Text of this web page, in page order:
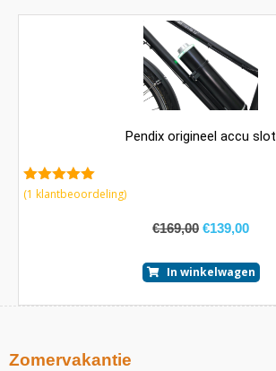
Pendix origineel accu slot
5.00van 5
(1 klantbeoordeling)
€169,00 €139,00
In winkelwagen
Zomervakantie